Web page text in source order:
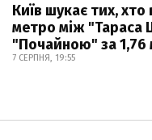
Київ шукає тих, хто
метро між "Тараса
"Почайною" за 1,76
7 СЕРПНЯ, 19:55